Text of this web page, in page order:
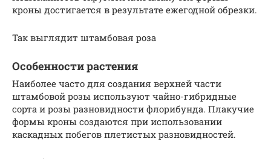
кроны достигается в результате ежегодной обрезки.
Так выглядит штамбовая роза
Особенности растения
Наиболее часто для создания верхней части
штамбовой розы используют чайно-гибридные
сорта и розы разновидности флорибунда. Плакучие
формы кроны создаются при использовании
каскадных побегов плетистых разновидностей.